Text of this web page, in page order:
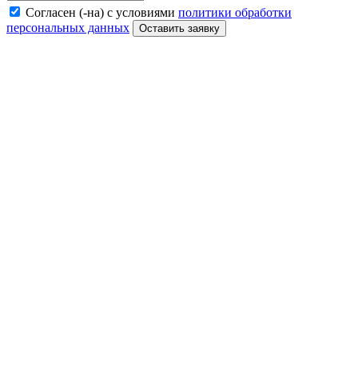
Согласен (-на) с условиями политики обработки
персональных данных